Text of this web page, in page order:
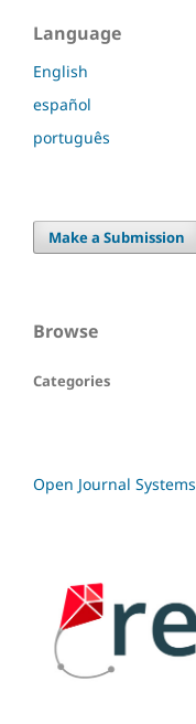
Language
English
español
português
Make a Submission
Browse
Categories
Open Journal Systems